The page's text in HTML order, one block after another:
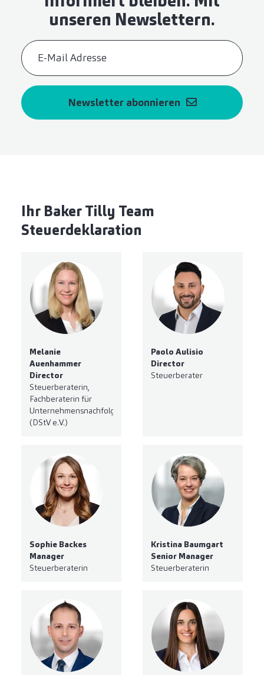
unseren Newslettern.
Newsletter abonnieren
Ihr Baker Tilly Team
Steuerdeklaration
Melanie
Auenhammer
Director
Steuerberaterin,
Fachberaterin für
Unternehmensnachfolge
(DStV e.V.)
Paolo Aulisio
Director
Steuerberater
Sophie Backes
Manager
Steuerberaterin
Kristina Baumgart
Senior Manager
Steuerberaterin